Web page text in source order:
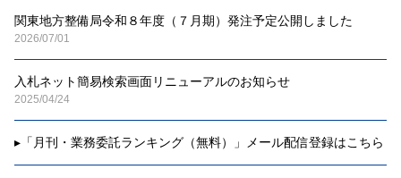
関東地方整備局令和８年度（７月期）発注予定公開しました
2026/07/01
入札ネット簡易検索画面リニューアルのお知らせ
2025/04/24
▸ 「月刊・業務委託ランキング（無料）」メール配信登録はこちら